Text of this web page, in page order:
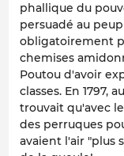
phallique du
persuadé au
obligatoirement
chemises
Poutou d'avoir
classes. En 1797,
trouvait qu'avec
des perruques
avaient l'air "plus